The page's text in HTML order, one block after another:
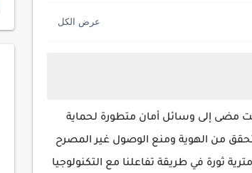
مضى إلى وسائل أمان متطورة لحماية
من الهوية ومنع الوصول غير المصرح
ثورة في طريقة تفاعلنا مع التكنولوجيا